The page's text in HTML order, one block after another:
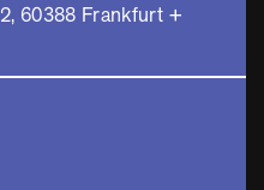
60388 Frankfurt +